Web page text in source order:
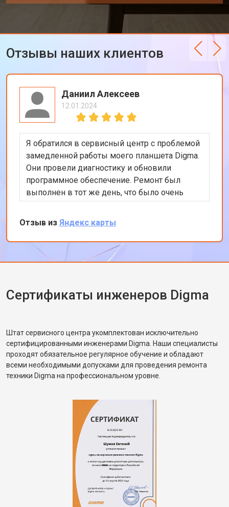
Отзывы наших клиентов
Даниил Алексеев
12.01.2024
Я обратился в сервисный центр с проблемой
замедленной работы моего планшета Digma.
Они провели диагностику и обновили
программное обеспечение. Ремонт был
выполнен в тот же день, что было очень
удобно. Теперь планшет работает гораздо
быстрее. Я доволен качеством
обслуживания и профессионализмом
персонала. Спасибо за отличную работу!
Отзыв из Яндекс карты
Сертификаты инженеров Digma
Штат сервисного центра укомплектован исключительно
сертифицированными инженерами Digma. Наши специалисты
проходят обязательное регулярное обучение и обладают
всеми необходимыми допусками для проведения ремонта
техники Digma на профессиональном уровне.